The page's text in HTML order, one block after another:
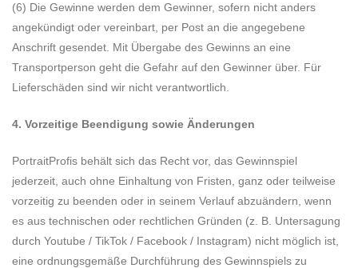
(6) Die Gewinne werden dem Gewinner, sofern nicht anders
angekündigt oder vereinbart, per Post an die angegebene
Anschrift gesendet. Mit Übergabe des Gewinns an eine
Transportperson geht die Gefahr auf den Gewinner über. Für
Lieferschäden sind wir nicht verantwortlich.
4. Vorzeitige Beendigung sowie Änderungen
PortraitProfis behält sich das Recht vor, das Gewinnspiel
jederzeit, auch ohne Einhaltung von Fristen, ganz oder teilweise
vorzeitig zu beenden oder in seinem Verlauf abzuändern, wenn
es aus technischen oder rechtlichen Gründen (z. B. Untersagung
durch Youtube / TikTok / Facebook / Instagram) nicht möglich ist,
eine ordnungsgemäße Durchführung des Gewinnspiels zu